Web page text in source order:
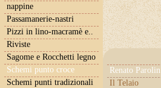
nappine
Passamanerie-nastri
Pizzi in lino-macramè e..
Riviste
Sagome e Rocchetti legno
Schemi punto croce
Renato Parolin
Il Telaio
Schemi punti tradizionali